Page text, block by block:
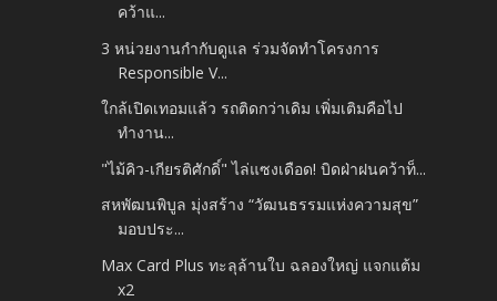
คว้าแ...
3 หน่วยงานกำกับดูแล ร่วมจัดทำโครงการ
Responsible V...
ใกล้เปิดเทอมแล้ว รถติดกว่าเดิม เพิ่มเติมคือไป
ทำงาน...
"ไม้คิว-เกียรติศักดิ์" ไล่แซงเดือด! บิดฝ่าฝนคว้าท็...
สหพัฒนพิบูล มุ่งสร้าง “วัฒนธรรมแห่งความสุข”
มอบประ...
Max Card Plus ทะลุล้านใบ ฉลองใหญ่ แจกแต้ม
x2